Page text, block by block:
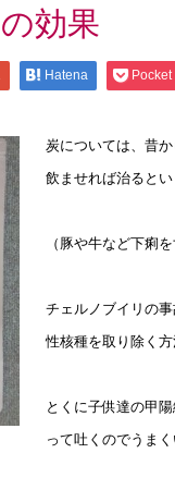
効果
Hatena Pocket
炭については、昔
飲ませれば治るとい
（豚や牛など下痢
チェルノブイリの
性核種を取り除く方
とくに子供達の甲
って吐くのでうま